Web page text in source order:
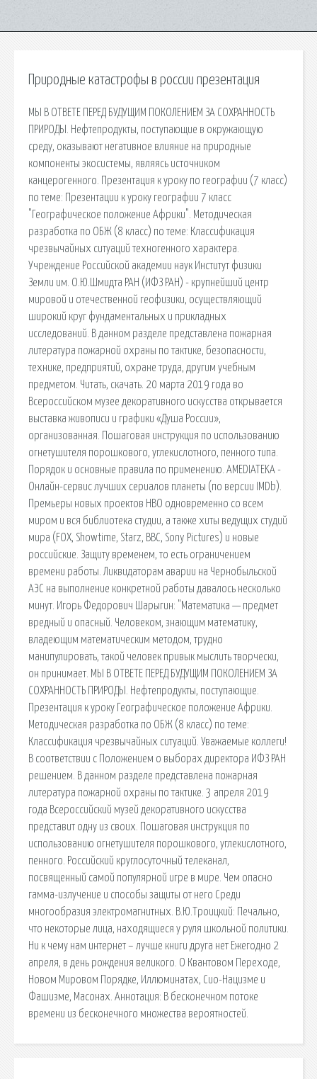
Природные катастрофы в россии презентация
МЫ В ОТВЕТЕ ПЕРЕД БУДУЩИМ ПОКОЛЕНИЕМ ЗА СОХРАННОСТЬ
ПРИРОДЫ. Нефтепродукты, поступающие в окружающую
среду, оказывают негативное влияние на природные
компоненты экосистемы, являясь источником
канцерогенного. Презентация к уроку по географии (7 класс)
по теме: Презентации к уроку географии 7 класс
"Географическое положение Африки". Методическая
разработка по ОБЖ (8 класс) по теме: Классификация
чрезвычайных ситуаций техногенного характера.
Учреждение Российской академии наук Институт физики
Земли им. О.Ю.Шмидта РАН (ИФЗ РАН) - крупнейший центр
мировой и отечественной геофизики, осуществляющий
широкий круг фундаментальных и прикладных
исследований. В данном разделе представлена пожарная
литература пожарной охраны по тактике, безопасности,
технике, предприятий, охране труда, другим учебным
предметом. Читать, скачать. 20 марта 2019 года во
Всероссийском музее декоративного искусства открывается
выставка живописи и графики «Душа России»,
организованная. Пошаговая инструкция по использованию
огнетушителя порошкового, углекислотного, пенного типа.
Порядок и основные правила по применению. AMEDIATEKA -
Онлайн-сервис лучших сериалов планеты (по версии IMDb).
Премьеры новых проектов HBO одновременно со всем
миром и вся библиотека студии, а также хиты ведущих студий
мира (FOX, Showtime, Starz, BBC, Sony Pictures) и новые
российские. Защиту временем, то есть ограничением
времени работы. Ликвидаторам аварии на Чернобыльской
АЭС на выполнение конкретной работы давалось несколько
минут. Игорь Федорович Шарыгин: "Математика — предмет
вредный и опасный. Человеком, знающим математику,
владеющим математическим методом, трудно
манипулировать, такой человек привык мыслить творчески,
он принимает. МЫ В ОТВЕТЕ ПЕРЕД БУДУЩИМ ПОКОЛЕНИЕМ ЗА
СОХРАННОСТЬ ПРИРОДЫ. Нефтепродукты, поступающие.
Презентация к уроку Географическое положение Африки.
Методическая разработка по ОБЖ (8 класс) по теме:
Классификация чрезвычайных ситуаций. Уважаемые коллеги!
В соответствии с Положением о выборах директора ИФЗ РАН
решением. В данном разделе представлена пожарная
литература пожарной охраны по тактике. 3 апреля 2019
года Всероссийский музей декоративного искусства
представит одну из своих. Пошаговая инструкция по
использованию огнетушителя порошкового, углекислотного,
пенного. Российский круглосуточный телеканал,
посвященный самой популярной игре в мире. Чем опасно
гамма-излучение и способы защиты от него Среди
многообразия электромагнитных. В.Ю.Троицкий: Печально,
что некоторые лица, находящиеся у руля школьной политики.
Ни к чему нам интернет – лучше книги друга нет Ежегодно 2
апреля, в день рождения великого. О Квантовом Переходе,
Новом Мировом Порядке, Иллюминатах, Сио-Нацизме и
Фашизме, Масонах. Аннотация: В бесконечном потоке
времени из бесконечного множества вероятностей.